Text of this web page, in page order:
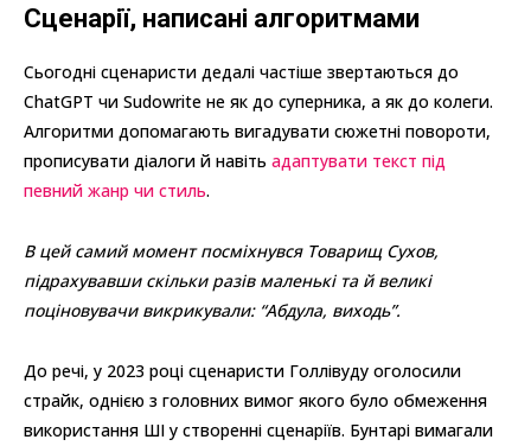
Сценарії, написані алгоритмами
Сьогодні сценаристи дедалі частіше звертаються до
ChatGPT чи Sudowrite не як до суперника, а як до колеги.
Алгоритми допомагають вигадувати сюжетні повороти,
прописувати діалоги й навіть адаптувати текст під
певний жанр чи стиль.
В цей самий момент посміхнувся Товарищ Сухов,
підрахувавши скільки разів маленькі та й великі
поціновувачи викрикували: “Абдула, виходь”.
До речі, у 2023 році сценаристи Голлівуду оголосили
страйк, однією з головних вимог якого було обмеження
використання ШІ у створенні сценаріїв. Бунтарі вимагали